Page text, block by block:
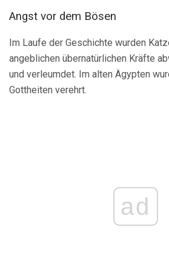
Angst vor dem Bösen
Im Laufe der Geschichte wurden
angeblichen übernatürlichen Kräfte
und verleumdet. Im alten Ägypten
Gottheiten verehrt.
ad